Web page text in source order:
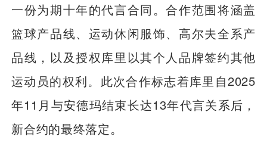
一份为期十年的代言合同。合作范围将涵盖
篮球产品线、运动休闲服饰、高尔夫全系产
品线，以及授权库里以其个人品牌签约其他
运动员的权利。此次合作标志着库里自2025
年11月与安德玛结束长达13年代言关系后，
新合约的最终落定。